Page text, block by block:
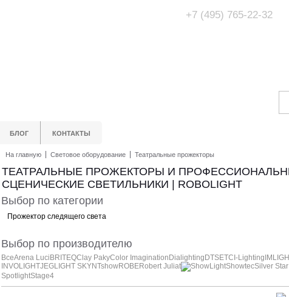
+7 (495) 765-22-32
БЛОГ КОНТАКТЫ
На главную Световое оборудование Театральные прожекторы
ТЕАТРАЛЬНЫЕ ПРОЖЕКТОРЫ И
СЦЕНИЧЕСКИЕ СВЕТИЛЬНИКИ | ROBOLIGHT
Выбор по категории
Прожектор следящего света
Выбор по производителю
ВсеArena Luci BRITEQClay PakyColor Imagination Dialighting DTSETC I-Lighting
INVOLIGHTJEGLIGHT SKYNTshowROBERobert Juliat ShowLightShowtecSilver Star
SpotlightStage4